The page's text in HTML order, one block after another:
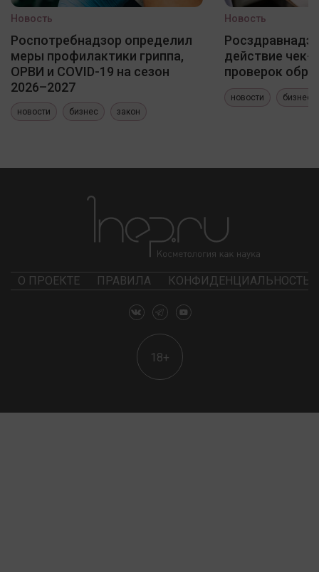
Новость
Роспотребнадзор определил
меры профилактики гриппа,
ОРВИ и COVID-19 на сезон
2026–2027
новости бизнес закон
Новость
действие чек-
проверок
новости бизнес
О ПРОЕКТЕ ПРАВИЛА КОНФИДЕНЦИАЛЬНОСТЬ
18+